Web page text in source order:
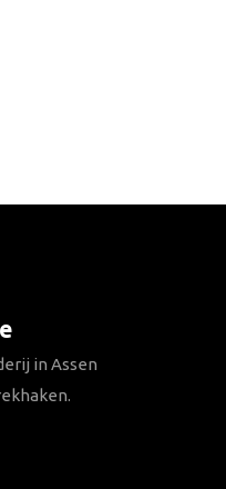
in Assen